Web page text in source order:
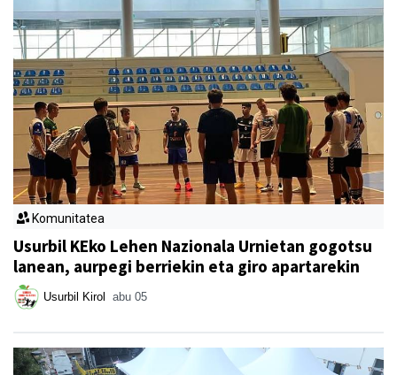
Komunitatea
Usurbil KEko Lehen Nazionala Urnietan gogotsu
lanean, aurpegi berriekin eta giro apartarekin
Usurbil Kirol abu 05